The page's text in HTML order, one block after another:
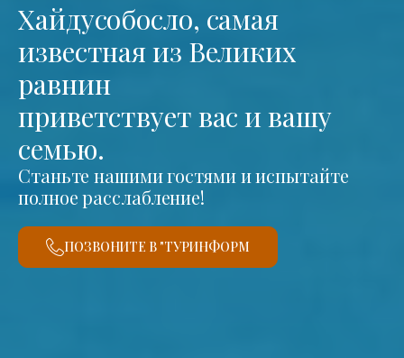
Хайдусобосло, самая
известная из Великих
равнин
приветствует вас и вашу
семью.
Станьте нашими гостями и испытайте
полное расслабление!
ПОЗВОНИТЕ В "ТУРИНФОРМ